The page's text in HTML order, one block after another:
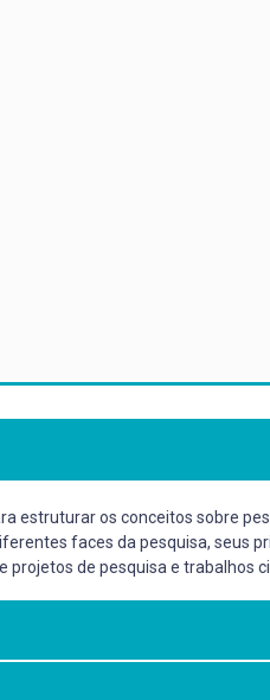
estruturar os conceitos sobre
faces da pesquisa, seus
de pesquisa e trabalhos